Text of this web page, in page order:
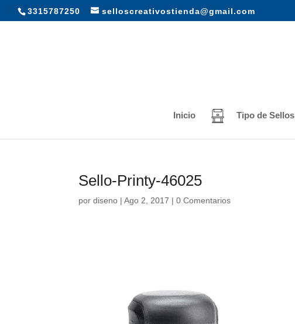
3315787250 selloscreativostienda@gmail.com
Inicio Tipo de Sellos
Sello-Printy-46025
pordiseno |Ago 2, 2017 |0 Comentarios